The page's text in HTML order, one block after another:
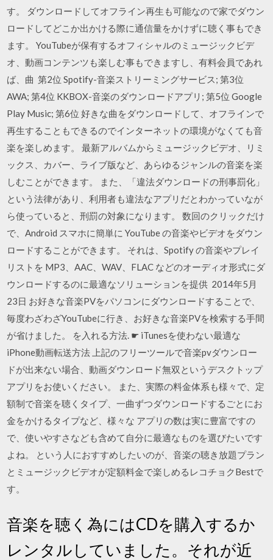
す。 ダウンロードしてオフライン再生も可能なので家でダウン
ロードしてどこか出かける際に通信量をかけずに聴く事もでき
ます。 YouTubeが保有するオフィシャルのミュージックビデ
オ、動画コンテンツも楽しむ事もできますし、有料会員であれ
ば、曲 第2位 Spotify-音楽ストリーミングサービス; 第3位
AWA; 第4位 KKBOX-音楽のダウンロードアプリ; 第5位 Google
Play Music; 第6位 好きな曲をダウンロードして、オフラインで
再生することもできるのでインターネットの環境がなくても音
楽を楽しめます。 最新アルバムからミュージックビデオ、リミ
ックス、カバー、ライブ版など、あらゆるジャンルの音楽を楽
しむことができます。 また、「違法ダウンロードの刑事罰化」
という法律があり、利用者も違法なアプリだとわかっていなが
ら使っていると、刑罰の対象になります。 数回のクリックだけ
で、Android スマホに簡単に YouTube の音楽やビデオをダウン
ロードすることができます。 それは、Spotify の音楽やプレイ
リストを MP3、AAC、WAV、FLAC などのオーディオ形式にダ
ウンロードするのに最適なソリューションを提供 2014年5月
23日 お好きな音楽PVをパソコンにダウンロードすることで、
毎度わざわざYouTubeに行き、お好きな音楽PVを検索する手間
が省けました。 を入れる方法. ☛ iTunesを使わない最適な
iPhone動画転送方法 上記のフリーツールで音楽pvダウンロー
ドが出来ない場合、動画ダウンロード無双というデスクトップ
アプリをお使いください。 また、実際の料金体系も様々で、定
額制で音楽を聴くタイプ、一曲ずつダウンロードするごとにお
金をかけるタイプなど、様々な アプリの数は実に豊富ですの
で、使いやすさなども含めて自分に最適なものを選びたいです
よね。 という人におすすめしたいのが、音楽の聴き放題プラン
とミュージックビデオが定額料金で楽しめるレコチョクBestで
す。
音楽を聴く為にはCDを購入するか
レンタルしていました。それが近